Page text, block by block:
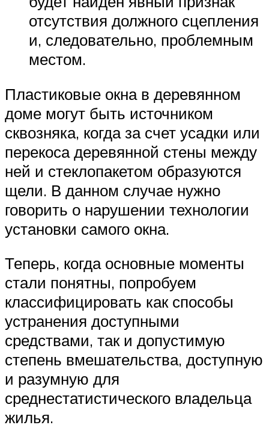
отсутствия должного сцепления
и, следовательно, проблемным
местом.
Пластиковые окна в деревянном
доме могут быть источником
сквозняка, когда за счет усадки или
перекоса деревянной стены между
ней и стеклопакетом образуются
щели. В данном случае нужно
говорить о нарушении технологии
установки самого окна.
Теперь, когда основные моменты
стали понятны, попробуем
классифицировать как способы
устранения доступными
средствами, так и допустимую
степень вмешательства, доступную
и разумную для
среднестатистического владельца
жилья.